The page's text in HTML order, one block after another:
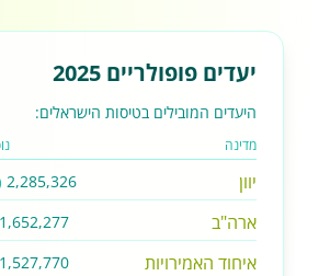
יעדים פופולריים 2025
היעדים המובילים בטיסות הישראלים:
מדינה
יוון 2,285,326
ארה"ב 1,652,277
איחוד האמירויות 1,527,770